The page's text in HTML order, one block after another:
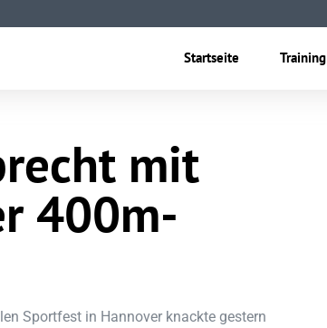
Startseite Training
mit
400m-
Sportfest in Hannover knackte gestern